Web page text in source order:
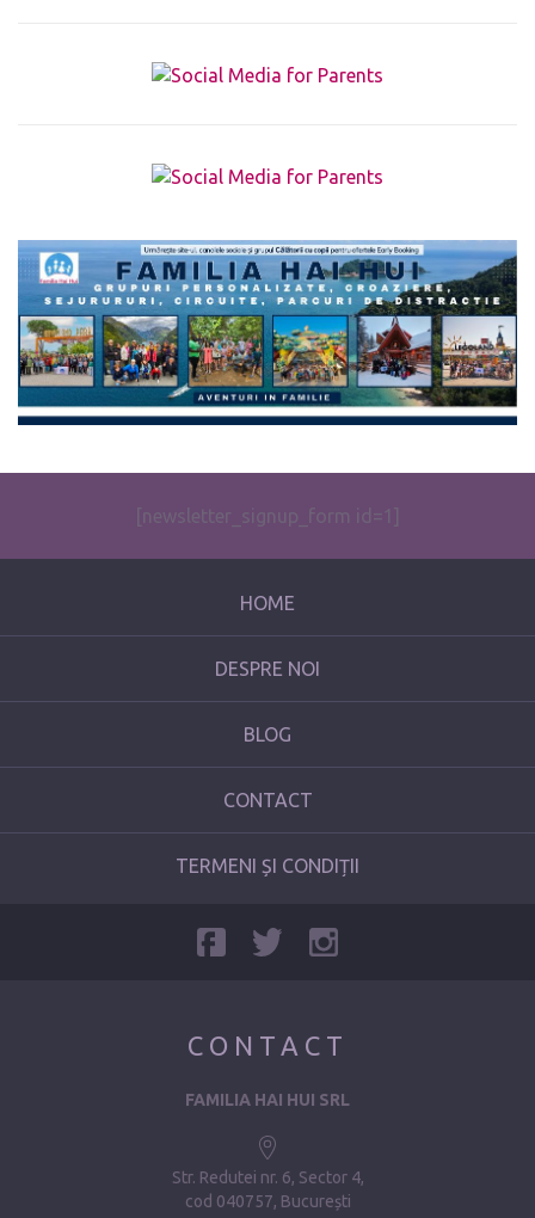
The form you have selected does not exist.
[newsletter_signup_form id=1]
HOME
DESPRE NOI
BLOG
CONTACT
TERMENI ȘI CONDIȚII
CONTACT
FAMILIA HAI HUI SRL
Str. Redutei nr. 6, Sector 4
cod 040757, București